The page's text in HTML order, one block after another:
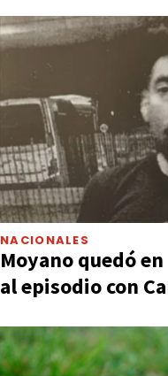
NACIONALES
Moyano quedó
al episodio con